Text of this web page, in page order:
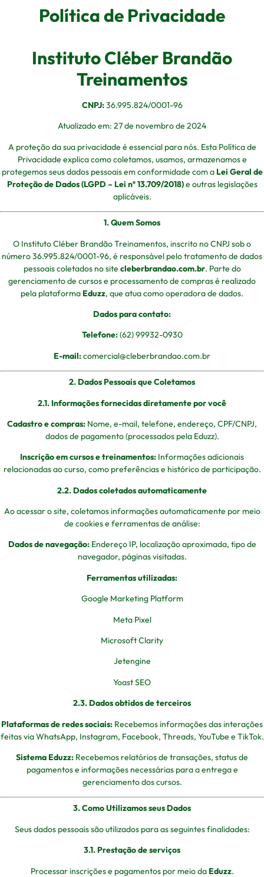
Política de Privacidade
Instituto Cléber Brandão
Treinamentos
CNPJ:36.995.824/0001-96
Atualizado em: 27 de novembro de 2024
A proteção da sua privacidade é essencial para nós. Esta Política de
Privacidade explica como coletamos, usamos, armazenamos e
protegemos seus dados pessoais em conformidade com a Lei Geral de
Proteção de Dados (LGPD – Lei nº 13.709/2018)e outras legislações
aplicáveis.
1. Quem Somos
O Instituto Cléber Brandão Treinamentos, inscrito no CNPJ sob o
número 36.995.824/0001-96, é responsável pelo tratamento de dados
pessoais coletados no site cleberbrandao.com.br. Parte do
gerenciamento de cursos e processamento de compras é realizado
pela plataforma Eduzz, que atua como operadora de dados.
Dados para contato:
Telefone:(62) 99932-0930
E-mail:comercial@cleberbrandao.com.br
2. Dados Pessoais que Coletamos
2.1. Informações fornecidas diretamente por você
Cadastro e compras: Nome, e-mail, telefone, endereço, CPF/CNPJ,
dados de pagamento (processados pela Eduzz).
Inscrição em cursos e treinamentos: Informações adicionais
relacionadas ao curso, como preferências e histórico de participação.
2.2. Dados coletados automaticamente
Ao acessar o site, coletamos informações automaticamente por meio
de cookies e ferramentas de análise:
Dados de navegação:Endereço IP, localização aproximada, tipo de
navegador, páginas visitadas.
Ferramentas utilizadas:
Google Marketing Platform
Meta Pixel
Microsoft Clarity
Jetengine
Yoast SEO
2.3. Dados obtidos de terceiros
Plataformas de redes sociais: Recebemos informações das interações
feitas via WhatsApp, Instagram, Facebook, Threads, YouTube e TikTok.
Sistema Eduzz: Recebemos relatórios de transações, status de
pagamentos e informações necessárias para a entrega e
gerenciamento dos cursos.
3. Como Utilizamos seus Dados
Seus dados pessoais são utilizados para as seguintes finalidades:
3.1. Prestação de serviços
Processar inscrições e pagamentos por meio da Eduzz.